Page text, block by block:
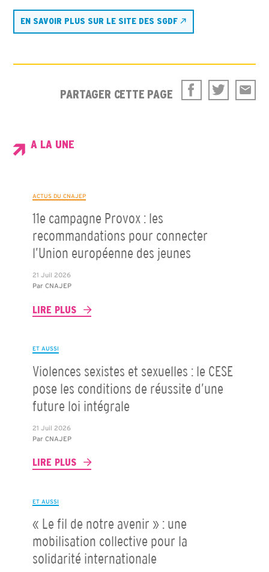
EN SAVOIR PLUS SUR LE SITE DES SGDF
PARTAGER CETTE PAGE
A LA UNE
ACTUS DU CNAJEP
11e campagne Provox : les
recommandations pour connecter
l’Union européenne des jeunes
21 Juil 2026
Par CNAJEP
LIRE PLUS
ET AUSSI
Violences sexistes et sexuelles : le CESE
pose les conditions de réussite d’une
future loi intégrale
21 Juil 2026
Par CNAJEP
LIRE PLUS
ET AUSSI
« Le fil de notre avenir » : une
mobilisation collective pour la
solidarité internationale